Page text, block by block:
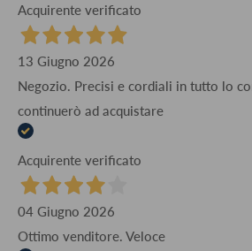
Acquirente verificato
13 Giugno 2026
Negozio. Precisi e cordiali in tutto lo
continuerò ad acquistare
Acquirente verificato
04 Giugno 2026
Ottimo venditore. Veloce